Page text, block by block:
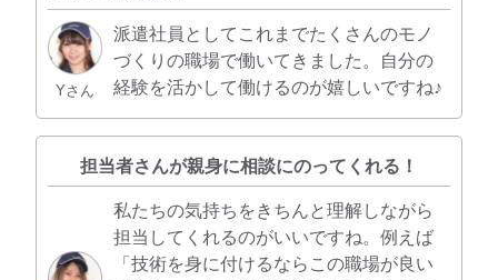
Yさん
派遣社員としてこれまでたくさんのモノ
づくりの職場で働いてきました。自分の
経験を活かして働けるのが嬉しいですね♪
担当者さんが親身に相談にのってくれる！
私たちの気持ちをきちんと理解しながら
担当してくれるのがいいですね。例えば
「技術を身に付けるならこの職場が良い